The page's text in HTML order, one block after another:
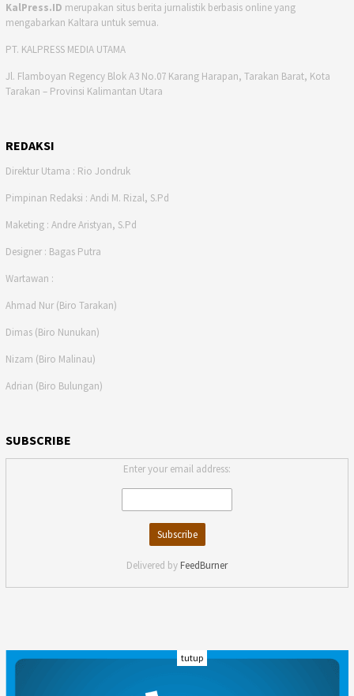
KalPress.ID merupakan situs berita jurnalistik berbasis online yang
mengabarkan Kaltara untuk semua.
PT. KALPRESS MEDIA UTAMA
Jl. Flamboyan Regency Blok A3 No.07 Karang Harapan, Tarakan Barat, Kota
Tarakan – Provinsi Kalimantan Utara
REDAKSI
Direktur Utama : Rio Jondruk
Pimpinan Redaksi : Andi M. Rizal, S.Pd
Maketing : Andre Aristyan, S.Pd
Designer : Bagas Putra
Wartawan :
Ahmad Nur (Biro Tarakan)
Dimas (Biro Nunukan)
Nizam (Biro Malinau)
Adrian (Biro Bulungan)
SUBSCRIBE
Enter your email address:
Delivered by FeedBurner
tutup